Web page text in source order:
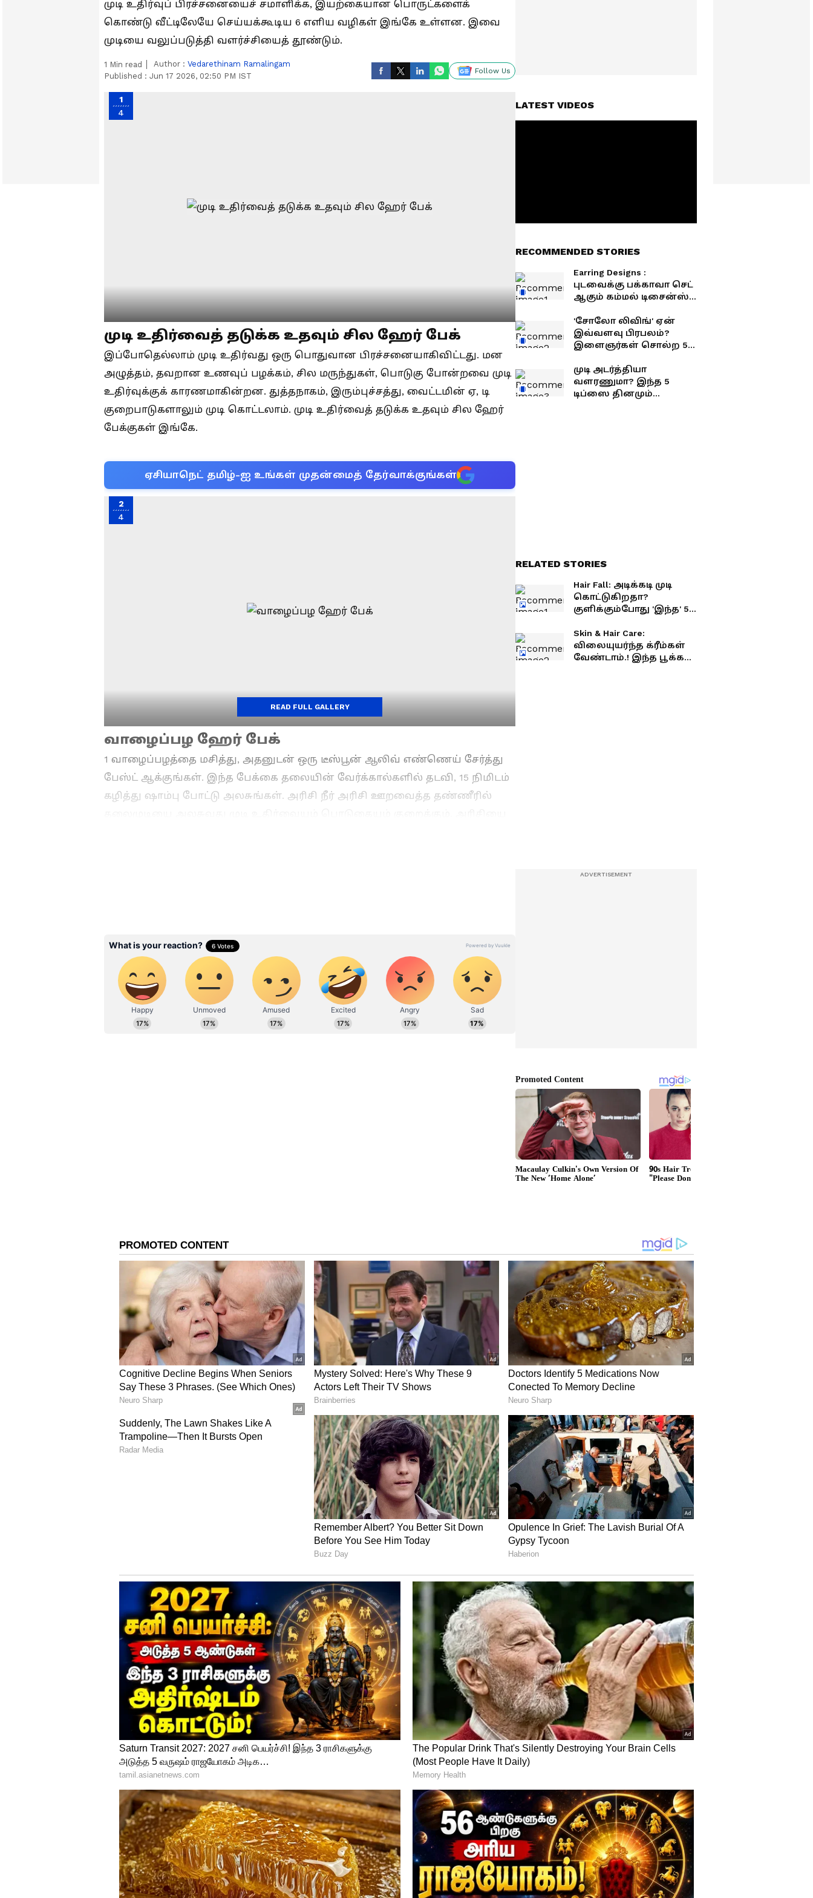
முடி உதிர்வுப் பிரச்சனையைச் சமாளிக்க, இயற்கையான பொருட்களைக்
கொண்டு வீட்டிலேயே செய்யக்கூடிய 6 எளிய வழிகள் இங்கே உள்ளன. இவை
முடியை வலுப்படுத்தி வளர்ச்சியைத் தூண்டும்.
1 Min read Author : Vedarethinam Ramalingam
Published : Jun 17 2026, 02:50 PM IST
Follow Us
1
4
முடி உதிர்வைத் தடுக்க உதவும் சில ஹேர் பேக்
இப்போதெல்லாம் முடி உதிர்வது ஒரு பொதுவான பிரச்சனையாகிவிட்டது. மன
அழுத்தம், தவறான உணவுப் பழக்கம், சில மருந்துகள், பொடுகு போன்றவை முடி
உதிர்வுக்குக் காரணமாகின்றன. துத்தநாகம், இரும்புச்சத்து, வைட்டமின் ஏ, டி
குறைபாடுகளாலும் முடி கொட்டலாம். முடி உதிர்வைத் தடுக்க உதவும் சில ஹேர்
பேக்குகள் இங்கே.
ஏசியாநெட் தமிழ்-ஐ உங்கள் முதன்மைத் தேர்வாக்குங்கள்
2
4
வாழைப்பழ ஹேர் பேக்
1 வாழைப்பழத்தை மசித்து, அதனுடன் ஒரு டீஸ்பூன் ஆலிவ் எண்ணெய் சேர்த்து
பேஸ்ட் ஆக்குங்கள். இந்த பேக்கை தலையின் வேர்க்கால்களில் தடவி, 15 நிமிடம்
கழித்து ஷாம்பு போட்டு அலசுங்கள். அரிசி நீர் அரிசி ஊறவைத்த தண்ணீரில்
கொட்டுகிறதா?
குளிக்கும்போது 'இந்த' 5
தவறுகளை செய்யாதீங்க!
விலையுயர்ந்த க்ரீம்கள்
வேண்டாம்.! இந்த பூக்கள்
சருமத்தையும் முடியையும்
ஜொலிக்க வைக்கும்
தெரியுமா?
நெல்லிக்காய் பொடி
இரண்டு டீஸ்பூன் நெல்லிக்காய் பொடியுடன் சிறிது தேங்காய் எண்ணெய்
கலந்து, இந்த பேக்கை தலையில் தடவுங்கள். நன்கு காய்ந்ததும் அலசிவிடவும்.
வாரத்திற்கு இரண்டு அல்லது மூன்று முறை இந்த பேக்கைப் பயன்படுத்தலாம்.
பப்பாளி பேக் முடி உதிர்வுக்கு பப்பாளி மிகவும் நல்லது. இரண்டு டீஸ்பூன்
பப்பாளி விழுதுடன் ரோஸ் வாட்டர் கலந்து தலையில் தடவவும். நன்கு காய்ந்ததும்
கழுவவும். பப்பாளியில் உள்ள வைட்டமின்கள், ஆன்டிஆக்ஸிடன்ட்கள் மற்றும்
என்சைம்கள் முடி வளர்ச்சியைத் துரிதப்படுத்தும். பொடுகு மற்றும் பிற
உச்சந்தலை பிரச்சனைகளையும் பப்பாளி நீக்க உதவுகிறது.
4
கற்றாழை ஜெல்
READ FULL GALLERY
LATEST VIDEOS
RECOMMENDED STORIES
Earring Designs :
புடவைக்கு பக்காவா செட்
ஆகும் கம்மல் டிசைன்ஸ்...
'சோலோ லிவிங்' ஏன்
இவ்வளவு பிரபலம்?
இளைஞர்கள் சொல்ற 5
முடி அடர்த்தியா
வளரணுமா? இந்த 5
டிப்ஸை தினமும்
RELATED STORIES
Hair Fall: அடிக்கடி முடி
கொட்டுகிறதா?
குளிக்கும்போது 'இந்த' 5
செய்யாதீங்க!
Skin & Hair Care:
விலையுயர்ந்த க்ரீம்கள்
வேண்டாம்.! இந்த பூக்கள்